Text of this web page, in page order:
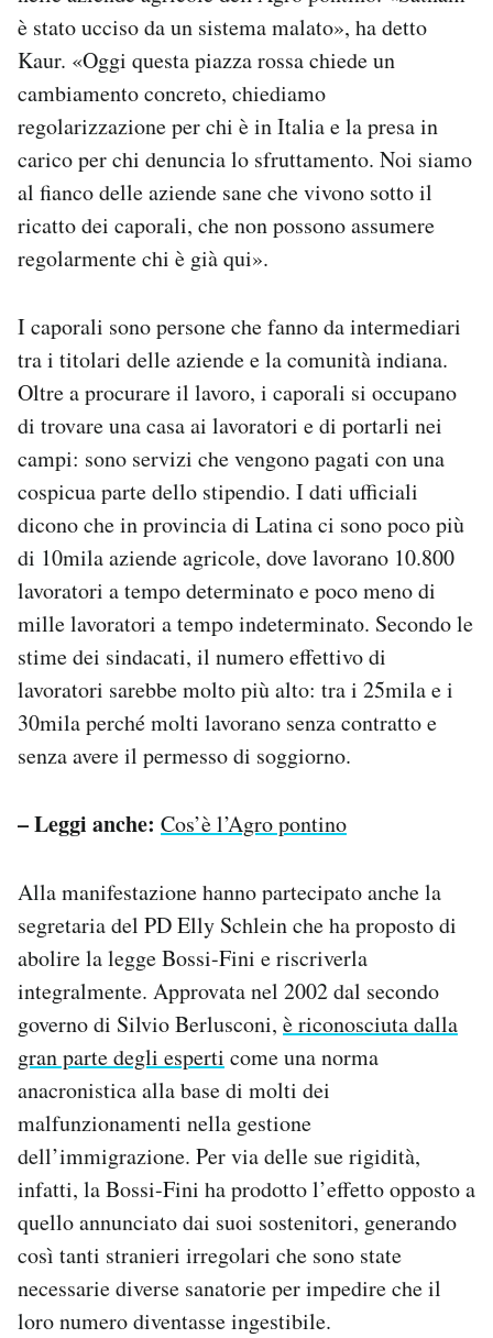
è stato ucciso da un sistema malato», ha detto
Kaur. «Oggi questa piazza rossa chiede un
cambiamento concreto, chiediamo
regolarizzazione per chi è in Italia e la presa in
carico per chi denuncia lo sfruttamento. Noi siamo
al fianco delle aziende sane che vivono sotto il
ricatto dei caporali, che non possono assumere
regolarmente chi è già qui».
I caporali sono persone che fanno da intermediari
tra i titolari delle aziende e la comunità indiana.
Oltre a procurare il lavoro, i caporali si occupano
di trovare una casa ai lavoratori e di portarli nei
campi: sono servizi che vengono pagati con una
cospicua parte dello stipendio. I dati ufficiali
dicono che in provincia di Latina ci sono poco più
di 10mila aziende agricole, dove lavorano 10.800
lavoratori a tempo determinato e poco meno di
mille lavoratori a tempo indeterminato. Secondo le
stime dei sindacati, il numero effettivo di
lavoratori sarebbe molto più alto: tra i 25mila e i
30mila perché molti lavorano senza contratto e
senza avere il permesso di soggiorno.
– Leggi anche: Cos’è l’Agro pontino
Alla manifestazione hanno partecipato anche la
segretaria del PD Elly Schlein che ha proposto di
abolire la legge Bossi-Fini e riscriverla
integralmente. Approvata nel 2002 dal secondo
governo di Silvio Berlusconi, è riconosciuta dalla
gran parte degli esperti come una norma
anacronistica alla base di molti dei
malfunzionamenti nella gestione
dell’immigrazione. Per via delle sue rigidità,
infatti, la Bossi-Fini ha prodotto l’effetto opposto a
quello annunciato dai suoi sostenitori, generando
così tanti stranieri irregolari che sono state
necessarie diverse sanatorie per impedire che il
loro numero diventasse ingestibile.